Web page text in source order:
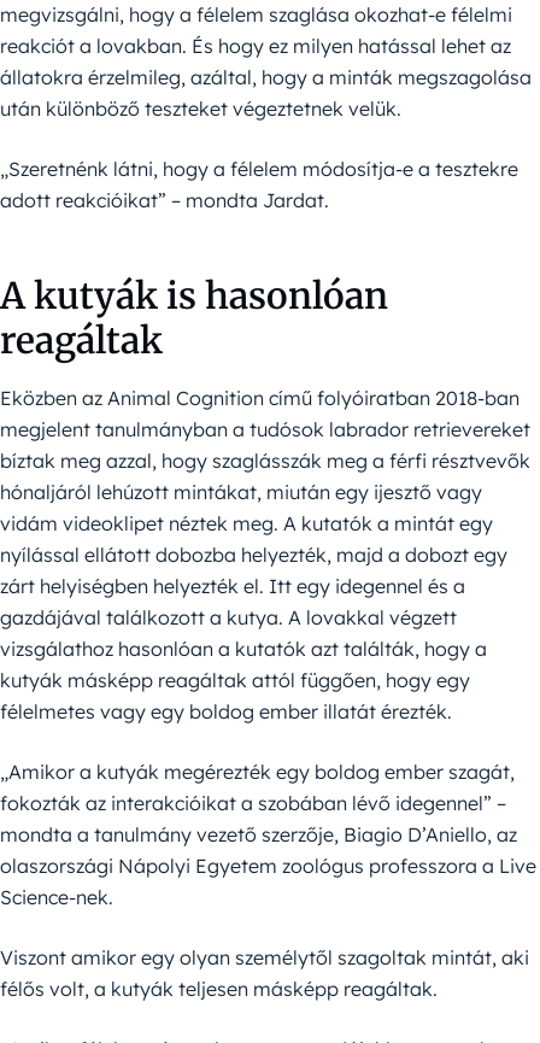
megvizsgálni, hogy a félelem szaglása okozhat-e félelmi
reakciót a lovakban. És hogy ez milyen hatással lehet az
állatokra érzelmileg, azáltal, hogy a minták megszagolása
után különböző teszteket végeztetnek velük.
„Szeretnénk látni, hogy a félelem módosítja-e a tesztekre
adott reakcióikat” – mondta Jardat.
A kutyák is hasonlóan
reagáltak
Eközben az Animal Cognition című folyóiratban 2018-ban
megjelent tanulmányban a tudósok labrador retrievereket
bíztak meg azzal, hogy szaglásszák meg a férfi résztvevők
hónaljáról lehúzott mintákat, miután egy ijesztő vagy
vidám videoklipet néztek meg. A kutatók a mintát egy
nyílással ellátott dobozba helyezték, majd a dobozt egy
zárt helyiségben helyezték el. Itt egy idegennel és a
gazdájával találkozott a kutya. A lovakkal végzett
vizsgálathoz hasonlóan a kutatók azt találták, hogy a
kutyák másképp reagáltak attól függően, hogy egy
félelmetes vagy egy boldog ember illatát érezték.
„Amikor a kutyák megérezték egy boldog ember szagát,
fokozták az interakcióikat a szobában lévő idegennel” –
mondta a tanulmány vezető szerzője, Biagio D’Aniello, az
olaszországi Nápolyi Egyetem zoológus professzora a Live
Science-nek.
Viszont amikor egy olyan személytől szagoltak mintát, aki
félős volt, a kutyák teljesen másképp reagáltak.